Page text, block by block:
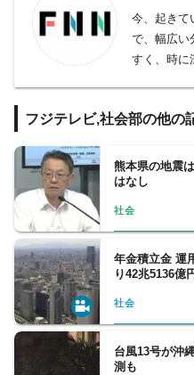
今、起きて
で、幅広い
すく、時に
交通･国土
皇室の動向
担当。社会
の垣根を
フジテレビ,社会部の他の
熊本県の地震
はなし
社会
年金積立金 運
り42兆5136億
社会
台風13号が沖
測も